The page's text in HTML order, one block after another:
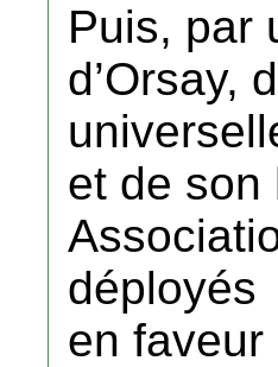
Puis, par
d’Orsay,
et de son
déployés
en